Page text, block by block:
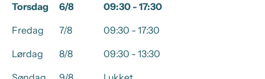
Torsdag
6/8
09:30 - 17:30
Fredag
7/8
09:30 - 17:30
Lørdag
8/8
09:30 - 13:30